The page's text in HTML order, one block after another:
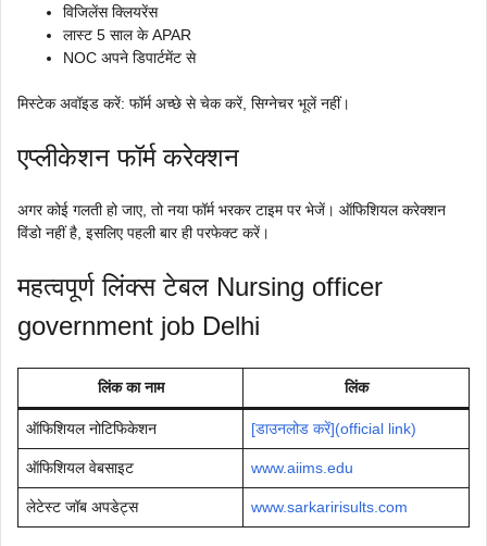
विजिलेंस क्लियरेंस
लास्ट 5 साल के APAR
NOC अपने डिपार्टमेंट से
मिस्टेक अवॉइड करें: फॉर्म अच्छे से चेक करें, सिग्नेचर भूलें नहीं।
एप्लीकेशन फॉर्म करेक्शन
अगर कोई गलती हो जाए, तो नया फॉर्म भरकर टाइम पर भेजें। ऑफिशियल करेक्शन
विंडो नहीं है, इसलिए पहली बार ही परफेक्ट करें।
महत्वपूर्ण लिंक्स टेबल Nursing officer
government job Delhi
लिंक का नाम लिंक
ऑफिशियल नोटिफिकेशन [डाउनलोड करें](official link)
ऑफिशियल वेबसाइट www.aiims.edu
लेटेस्ट जॉब अपडेट्स www.sarkaririsults.com